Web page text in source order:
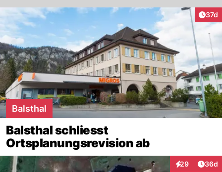
37d
Balsthal
Balsthal schliesst
Ortsplanungsrevision ab
29
Interaktionen
36d